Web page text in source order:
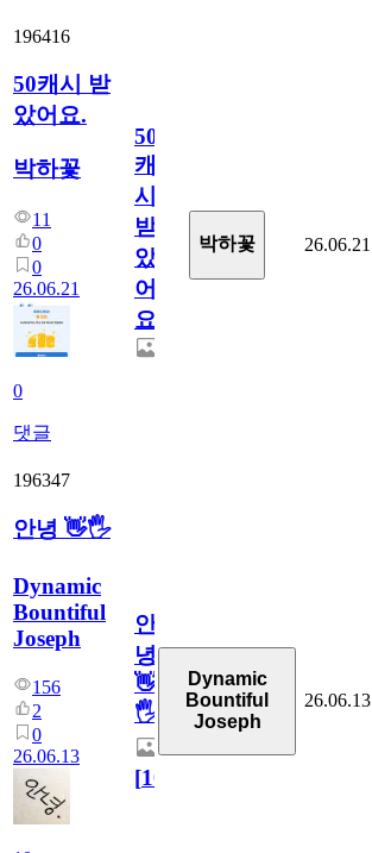
196416
50캐시 받
았어요.
박하꽃
11
0
0
26.06.21
0
댓글
50
캐
시
받
았
어
요.
박하꽃 26.06.21
196347
안녕 👋🖐
Dynamic
Bountiful
Joseph
156
2
0
26.06.13
안
녕
👋
🖐
[10
Dynamic
Bountiful
Joseph
26.06.13